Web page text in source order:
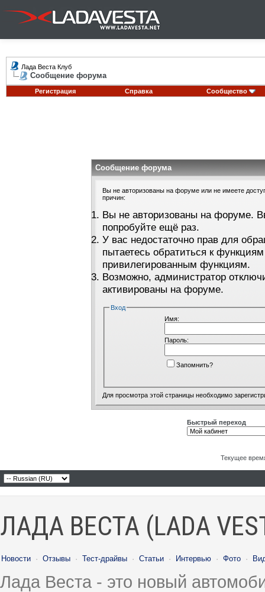
Лада Веста Клуб
Сообщение форума
Регистрация Справка Сообщество
Сообщение форума
Вы не авторизованы на форуме или не имеете
причин:
Вы не авторизованы на форуме.
попробуйте ещё раз.
У вас недостаточно прав для
пытаетесь обратиться к
привилегированным функциям.
Возможно, администратор
активированы на форуме.
Вход
Имя:
Пароль:
Запомнить?
Для просмотра этой страницы необходимо
Быстрый переход
Текущее
ЛАДА ВЕСТА (LADA
Новости · Отзывы · Тест-драйвы · Статьи · Интервью · Фото ·
Лада Веста - это новый